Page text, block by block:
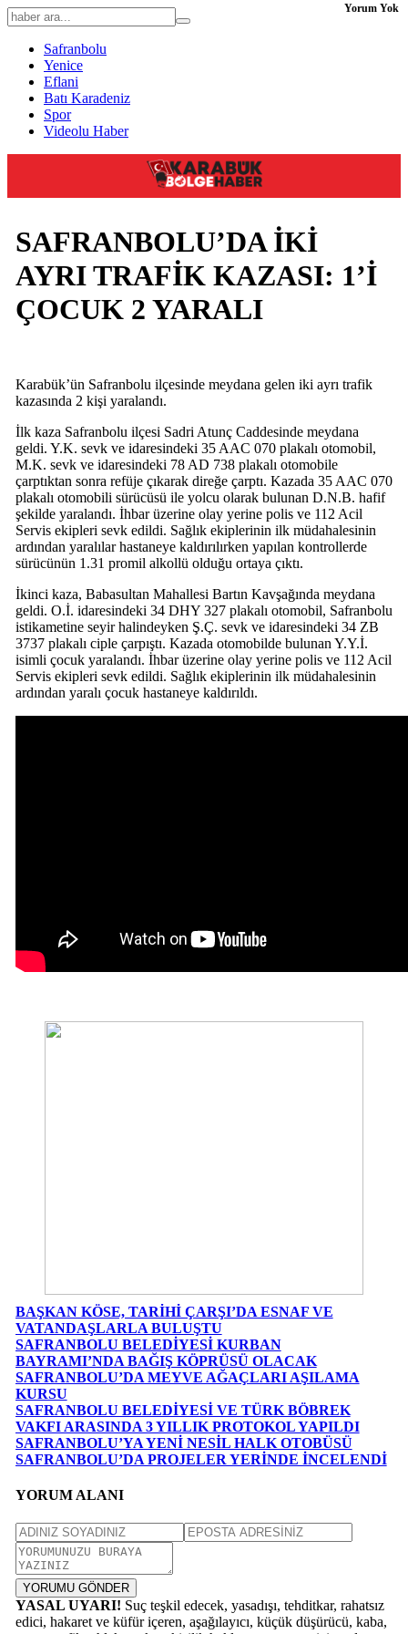
Safranbolu
Yenice
Eflani
Batı Karadeniz
Spor
Videolu Haber
SAFRANBOLU’DA İKİ
AYRI TRAFİK KAZASI: 1’İ
ÇOCUK 2 YARALI
Karabük’ün Safranbolu ilçesinde meydana gelen iki ayrı trafik
kazasında 2 kişi yaralandı.
İlk kaza Safranbolu ilçesi Sadri Atunç Caddesinde meydana
geldi. Y.K. sevk ve idaresindeki 35 AAC 070 plakalı otomobil,
M.K. sevk ve idaresindeki 78 AD 738 plakalı otomobile
çarptıktan sonra refüje çıkarak direğe çarptı. Kazada 35 AAC 070
plakalı otomobili sürücüsü ile yolcu olarak bulunan D.N.B. hafif
şekilde yaralandı. İhbar üzerine olay yerine polis ve 112 Acil
Servis ekipleri sevk edildi. Sağlık ekiplerinin ilk müdahalesinin
ardından yaralılar hastaneye kaldırılırken yapılan kontrollerde
sürücünün 1.31 promil alkollü olduğu ortaya çıktı.
İkinci kaza, Babasultan Mahallesi Bartın Kavşağında meydana
geldi. O.İ. idaresindeki 34 DHY 327 plakalı otomobil, Safranbolu
istikametine seyir halindeyken Ş.Ç. sevk ve idaresindeki 34 ZB
3737 plakalı ciple çarpıştı. Kazada otomobilde bulunan Y.Y.İ.
isimli çocuk yaralandı. İhbar üzerine olay yerine polis ve 112 Acil
Servis ekipleri sevk edildi. Sağlık ekiplerinin ilk müdahalesinin
ardından yaralı çocuk hastaneye kaldırıldı.
BAŞKAN KÖSE, TARİHİ ÇARŞI’DA ESNAF VE
VATANDAŞLARLA BULUŞTU
SAFRANBOLU BELEDİYESİ KURBAN
BAYRAMI’NDA BAĞIŞ KÖPRÜSÜ OLACAK
SAFRANBOLU’DA MEYVE AĞAÇLARI AŞILAMA
KURSU
SAFRANBOLU BELEDİYESİ VE TÜRK BÖBREK
VAKFI ARASINDA 3 YILLIK PROTOKOL YAPILDI
SAFRANBOLU’YA YENİ NESİL HALK OTOBÜSÜ
SAFRANBOLU’DA PROJELER YERİNDE İNCELENDİ
YORUM ALANI
Yorum Yok
YORUMU GÖNDER
YASAL UYARI! Suç teşkil edecek, yasadışı, tehditkar, rahatsız
edici, hakaret ve küfür içeren, aşağılayıcı, küçük düşürücü, kaba,